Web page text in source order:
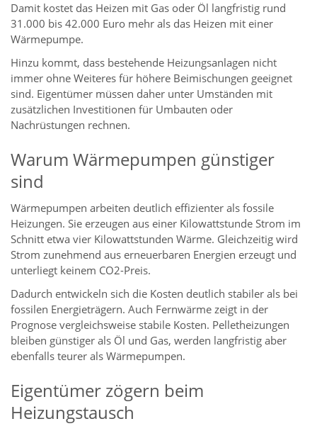
Damit kostet das Heizen mit Gas oder Öl langfristig rund
31.000 bis 42.000 Euro mehr als das Heizen mit einer
Wärmepumpe.
Hinzu kommt, dass bestehende Heizungsanlagen nicht
immer ohne Weiteres für höhere Beimischungen geeignet
sind. Eigentümer müssen daher unter Umständen mit
zusätzlichen Investitionen für Umbauten oder
Nachrüstungen rechnen.
Warum Wärmepumpen günstiger
sind
Wärmepumpen arbeiten deutlich effizienter als fossile
Heizungen. Sie erzeugen aus einer Kilowattstunde Strom im
Schnitt etwa vier Kilowattstunden Wärme. Gleichzeitig wird
Strom zunehmend aus erneuerbaren Energien erzeugt und
unterliegt keinem CO2-Preis.
Dadurch entwickeln sich die Kosten deutlich stabiler als bei
fossilen Energieträgern. Auch Fernwärme zeigt in der
Prognose vergleichsweise stabile Kosten. Pelletheizungen
bleiben günstiger als Öl und Gas, werden langfristig aber
ebenfalls teurer als Wärmepumpen.
Eigentümer zögern beim
Heizungstausch